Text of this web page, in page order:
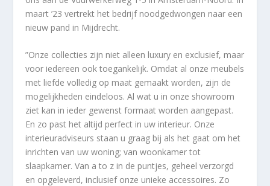
maart ’23 vertrekt het bedrijf noodgedwongen naar een
nieuw pand in Mijdrecht.
”Onze collecties zijn niet alleen luxury en exclusief, maar
voor iedereen ook toegankelijk. Omdat al onze meubels
met liefde volledig op maat gemaakt worden, zijn de
mogelijkheden eindeloos. Al wat u in onze showroom
ziet kan in ieder gewenst formaat worden aangepast.
En zo past het altijd perfect in uw interieur. Onze
interieuradviseurs staan u graag bij als het gaat om het
inrichten van uw woning; van woonkamer tot
slaapkamer. Van a to z in de puntjes, geheel verzorgd
en opgeleverd, inclusief onze unieke accessoires. Zo